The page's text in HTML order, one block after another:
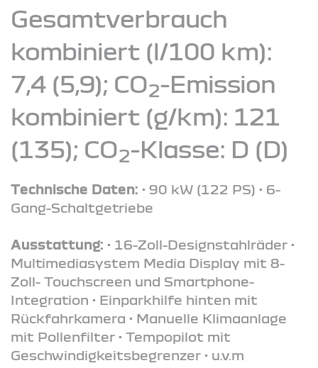
Gesamtverbrauch
kombiniert (l/100 km):
7,4 (5,9); CO2-Emission
kombiniert (g/km): 121
(135); CO2-Klasse: D (D)
Technische Daten: • 90 kW (122 PS) • 6-
Gang-Schaltgetriebe
Ausstattung: • 16-Zoll-Designstahlräder •
Multimediasystem Media Display mit 8-
Zoll- Touchscreen und Smartphone-
Integration • Einparkhilfe hinten mit
Rückfahrkamera • Manuelle Klimaanlage
mit Pollenfilter • Tempopilot mit
Geschwindigkeitsbegrenzer • u.v.m